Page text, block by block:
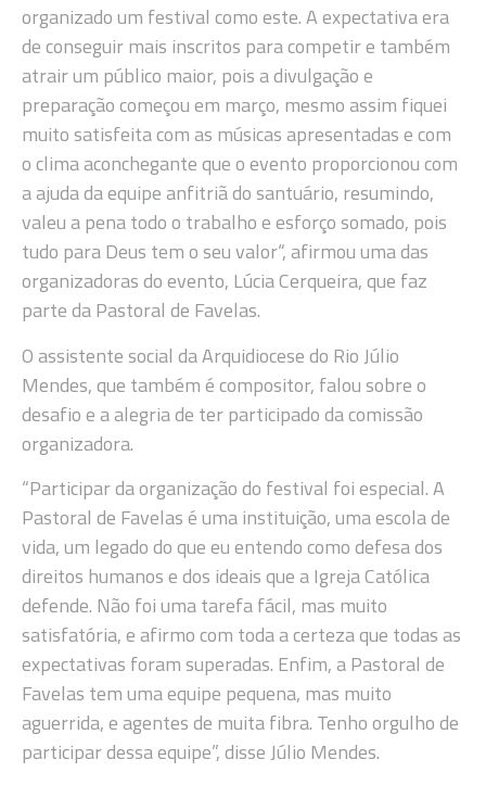
organizado um festival como este. A expectativa era
de conseguir mais inscritos para competir e também
atrair um público maior, pois a divulgação e
preparação começou em março, mesmo assim fiquei
muito satisfeita com as músicas apresentadas e com
o clima aconchegante que o evento proporcionou com
a ajuda da equipe anfitriã do santuário, resumindo,
valeu a pena todo o trabalho e esforço somado, pois
tudo para Deus tem o seu valor“, afirmou uma das
organizadoras do evento, Lúcia Cerqueira, que faz
parte da Pastoral de Favelas.
O assistente social da Arquidiocese do Rio Júlio
Mendes, que também é compositor, falou sobre o
desafio e a alegria de ter participado da comissão
organizadora.
“Participar da organização do festival foi especial. A
Pastoral de Favelas é uma instituição, uma escola de
vida, um legado do que eu entendo como defesa dos
direitos humanos e dos ideais que a Igreja Católica
defende. Não foi uma tarefa fácil, mas muito
satisfatória, e afirmo com toda a certeza que todas as
expectativas foram superadas. Enfim, a Pastoral de
Favelas tem uma equipe pequena, mas muito
aguerrida, e agentes de muita fibra. Tenho orgulho de
participar dessa equipe”, disse Júlio Mendes.